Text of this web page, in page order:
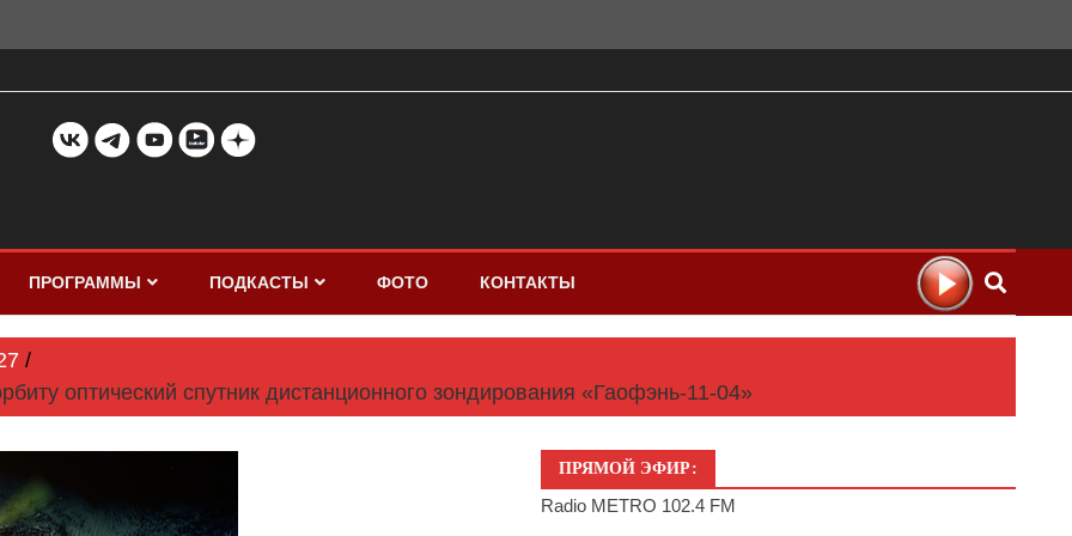
ПРОГРАММЫ ПОДКАСТЫ ФОТО КОНТАКТЫ
оптический спутник дистанционного зондирования «Гаофэнь-11-04»
ПРЯМОЙ ЭФИР:
Radio METRO 102.4 FM